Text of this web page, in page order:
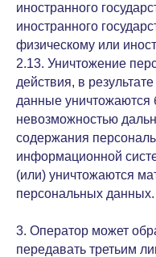
иностранного
иностранного
физическому или
2.13. Уничтожение
действия, в
данные уничтожаются
невозможностью
содержания
информационной
(или) уничтожаются
персональных данных.
3. Оператор может
передавать третьим